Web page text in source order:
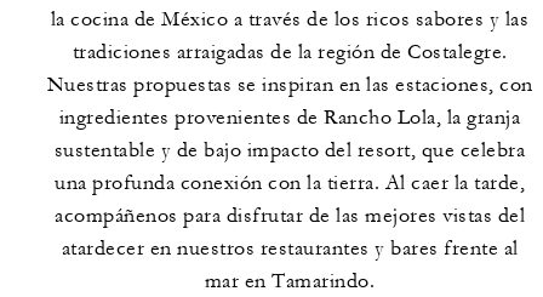
EN FOUR
RESORT
TAMARINDO
la cocina de México a través de los ricos sabores y las
tradiciones arraigadas de la región de Costalegre.
Nuestras propuestas se inspiran en las estaciones, con
ingredientes provenientes de Rancho Lola, la granja
sustentable y de bajo impacto del resort, que celebra
una profunda conexión con la tierra. Al caer la tarde,
acompáñenos para disfrutar de las mejores vistas del
atardecer en nuestros restaurantes y bares frente al
mar en Tamarindo.